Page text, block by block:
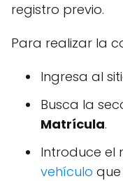
registro previo.
Para realizar la
Ingresa al
Busca la
Matrícula.
Introduce el
vehículo